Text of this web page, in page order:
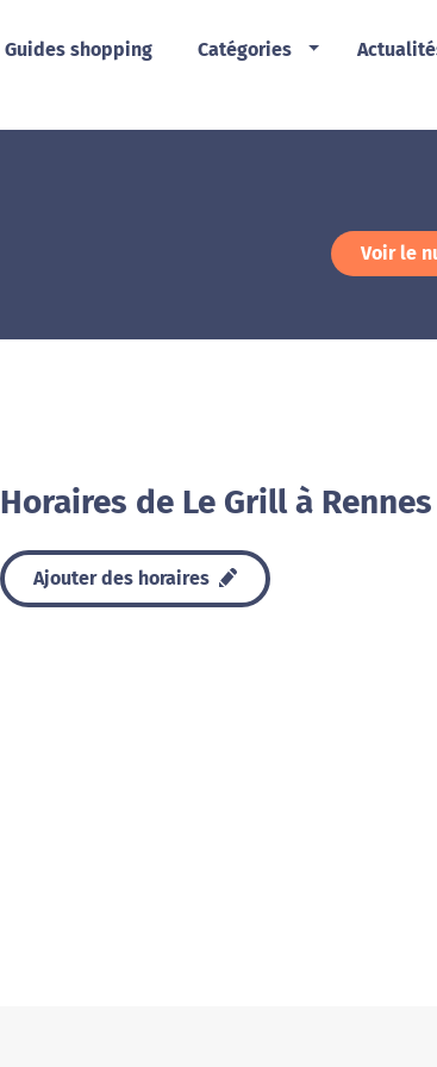
Guides shopping Catégories
Voir le
Horaires de Le Grill à Rennes
Ajouter des horaires